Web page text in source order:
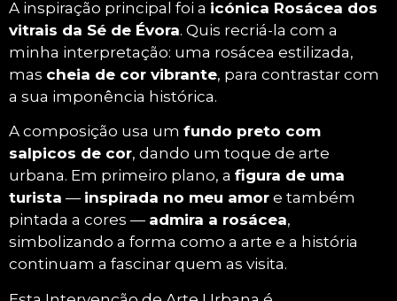
A inspiração principal foi a icónica Rosácea dos
vitrais da Sé de Évora. Quis recriá-la com a
minha interpretação: uma rosácea estilizada,
mas cheia de cor vibrante, para contrastar com
a sua imponência histórica.
A composição usa um fundo preto com
salpicos de cor, dando um toque de arte
urbana. Em primeiro plano, a figura de uma
turista — inspirada no meu amor e também
pintada a cores — admira a rosácea,
simbolizando a forma como a arte e a história
continuam a fascinar quem as visita.